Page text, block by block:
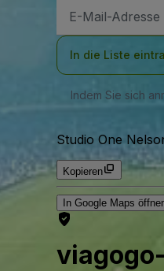
Mail-
In die Liste
Indem Sie sich
Studio One
Kopieren
In Google Maps